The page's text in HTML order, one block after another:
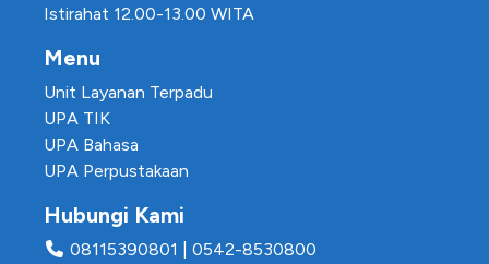
Istirahat 12.00-13.00 WITA
Menu
Unit Layanan Terpadu
UPA TIK
UPA Bahasa
UPA Perpustakaan
Hubungi Kami
08115390801
0542-8530800